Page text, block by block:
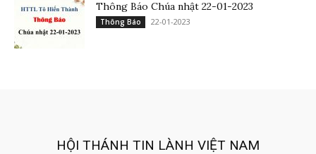
Thông Báo Chúa nhật 22-01-2023
Thông Báo 22-01-2023
HỘI THÁNH TIN LÀNH VIỆT NAM